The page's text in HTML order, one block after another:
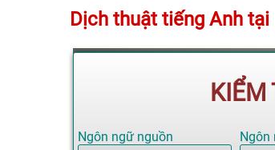
Dịch thuật tiếng Anh
KIỂM
Ngôn ngữ nguồn Ngôn